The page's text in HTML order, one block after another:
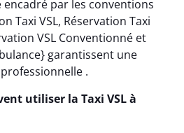
par les conventions
Taxi VSL, Réservation Taxi
VSL Conventionné et
garantissent une
.
utiliser la Taxi VSL à